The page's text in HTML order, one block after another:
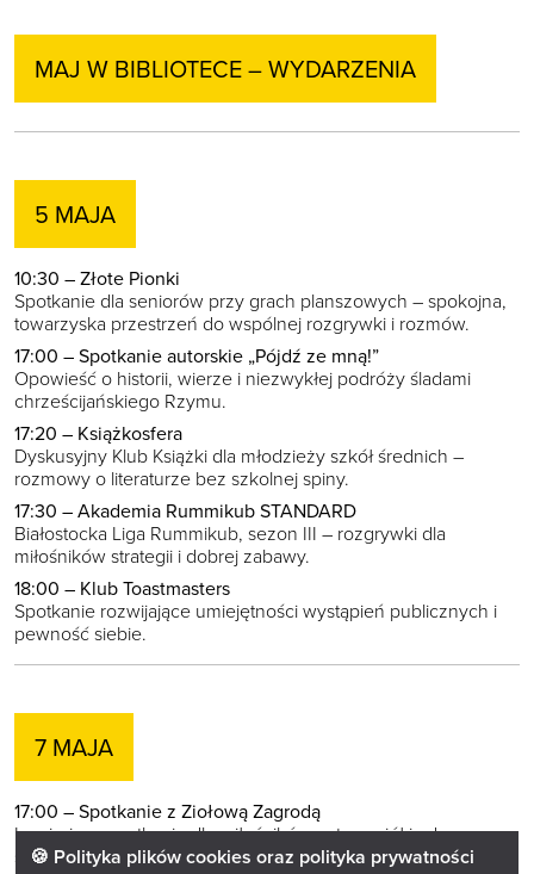
🍪 Polityka plików cookies oraz polityka prywatności
MAJ W BIBLIOTECE – WYDARZENIA
5 MAJA
10:30 – Złote Pionki
Spotkanie dla seniorów przy grach planszowych – spokojna,
towarzyska przestrzeń do wspólnej rozgrywki i rozmów.
17:00 – Spotkanie autorskie „Pójdź ze mną!”
Opowieść o historii, wierze i niezwykłej podróży śladami
chrześcijańskiego Rzymu.
17:20 – Książkosfera
Dyskusyjny Klub Książki dla młodzieży szkół średnich –
rozmowy o literaturze bez szkolnej spiny.
17:30 – Akademia Rummikub STANDARD
Białostocka Liga Rummikub, sezon III – rozgrywki dla
miłośników strategii i dobrej zabawy.
18:00 – Klub Toastmasters
Spotkanie rozwijające umiejętności wystąpień publicznych i
pewność siebie.
7 MAJA
17:00 – Spotkanie z Ziołową Zagrodą
Inspirujące spotkanie dla miłośników natury, ziół i zdrowego
stylu życia.